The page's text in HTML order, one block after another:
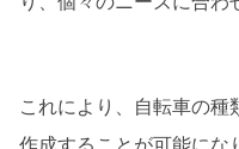
これにより、自転車の